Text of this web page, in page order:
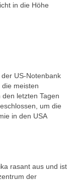
in die Höhe
US-Notenbank
meisten
letzten Tagen
um die
in den USA
rasant aus und ist
der